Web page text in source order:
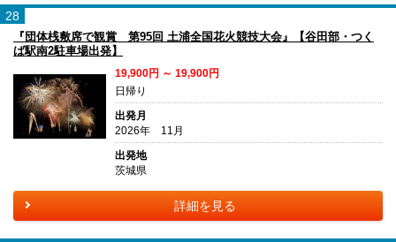
28
『団体桟敷席で観賞 第95回 土浦全国花火競技大会』【谷田部・つく
ば駅南2駐車場出発】
19,900円 ～ 19,900円
日帰り
出発月
2026年 11月
出発地
茨城県
詳細を見る